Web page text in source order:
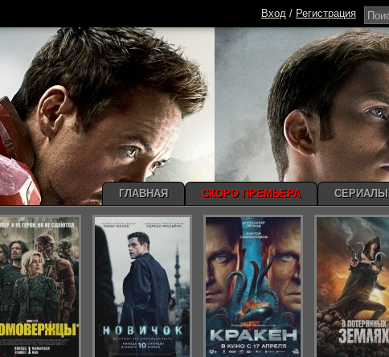
Вход / Регистрация
ГЛАВНАЯ СКОРО ПРЕМЬЕРА СЕРИАЛЫ